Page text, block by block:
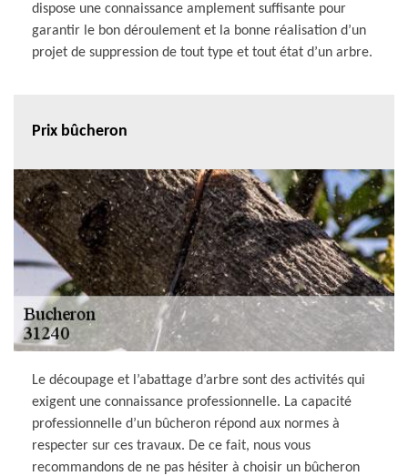
dispose une connaissance amplement suffisante pour
garantir le bon déroulement et la bonne réalisation d’un
projet de suppression de tout type et tout état d’un arbre.
Prix bûcheron
Le découpage et l’abattage d’arbre sont des activités qui
exigent une connaissance professionnelle. La capacité
professionnelle d’un bûcheron répond aux normes à
respecter sur ces travaux. De ce fait, nous vous
recommandons de ne pas hésiter à choisir un bûcheron